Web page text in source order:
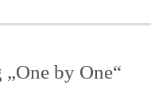
by One“